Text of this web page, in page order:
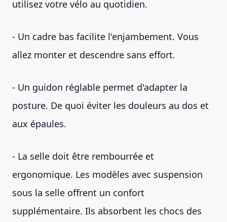
utilisez votre vélo au quotidien.
- Un cadre bas facilite l'enjambement. Vous
allez monter et descendre sans effort.
- Un guidon réglable permet d'adapter la
posture. De quoi éviter les douleurs au dos et
aux épaules.
- La selle doit être rembourrée et
ergonomique. Les modèles avec suspension
sous la selle offrent un confort
supplémentaire. Ils absorbent les chocs des